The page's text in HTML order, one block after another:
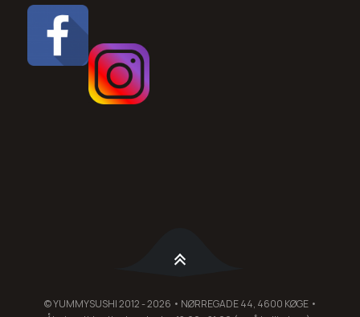
© YUMMYSUSHI 2012 - 2026 • NØRREGADE 44, 4600 KØGE •